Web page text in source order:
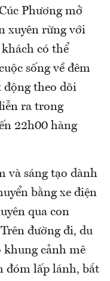
Phương mở
xuyên rừng với
có thể
sống về đêm
theo dõi
ra trong
22h00 hàng
và sáng tạo dành
bằng xe điện
qua con
đường đi, du
khung cảnh mê
đóm lấp lánh, bắt